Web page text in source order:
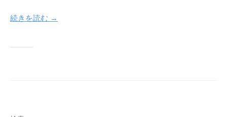
続きを読む →